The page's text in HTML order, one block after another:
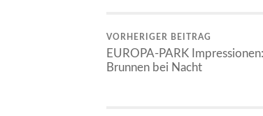
VORHERIGER BEITRAG
EUROPA-PARK
Brunnen bei Nacht